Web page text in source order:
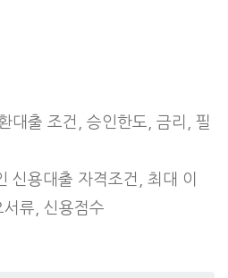
대출 조건, 승인한도, 금리, 필
신용대출 자격조건, 최대 이
류, 신용점수